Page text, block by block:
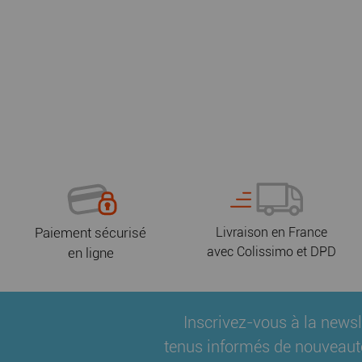
Paiement sécurisé
en ligne
Livraison en France
avec Colissimo et DPD
Inscrivez-vous à la
tenus informés de